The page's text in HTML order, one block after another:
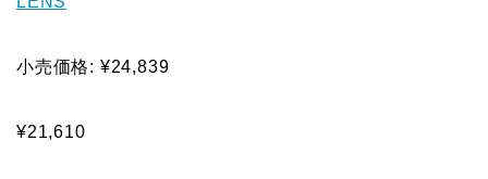
小売価格: ¥24,839
¥21,610